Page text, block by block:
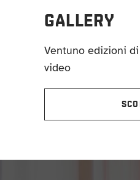
GALLERY
Ventuno edizioni
video